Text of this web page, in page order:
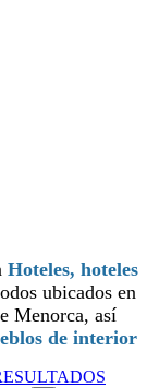
Hoteles, hoteles
ubicados en
Menorca, así
de interior